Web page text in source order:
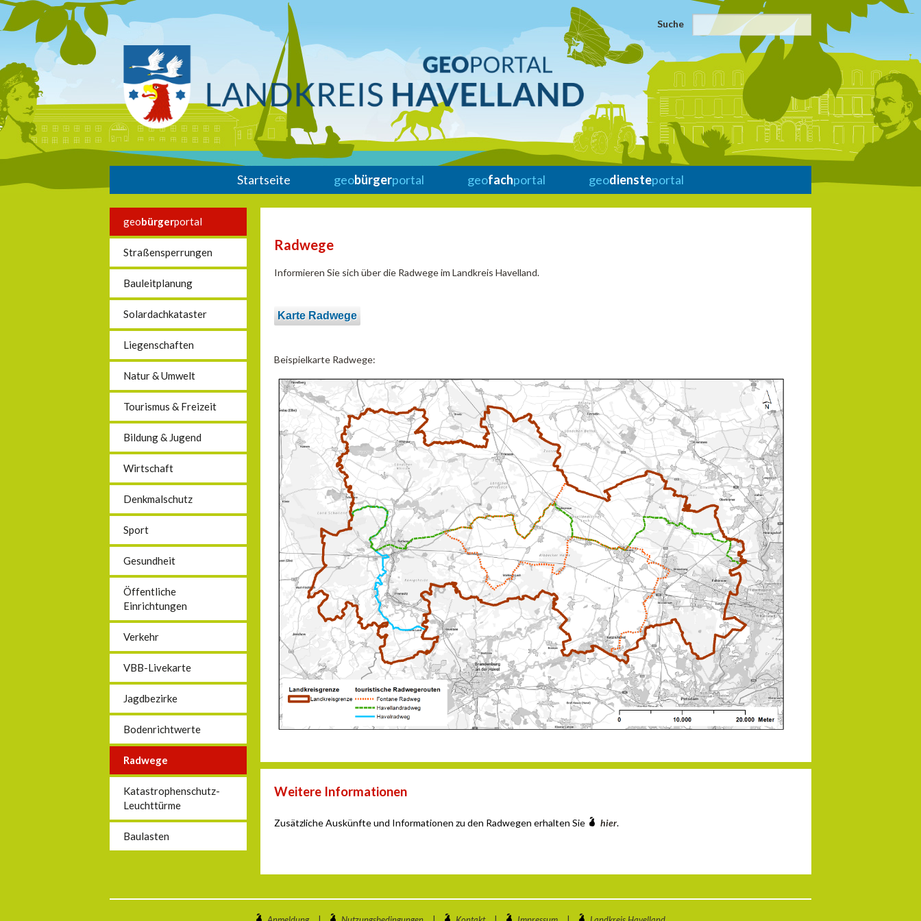
Suche
Startseite geobürgerportal geofachportal geodiensteportal
geobürgerportal
Straßensperrungen
Bauleitplanung
Solardachkataster
Liegenschaften
Natur & Umwelt
Tourismus & Freizeit
Bildung & Jugend
Wirtschaft
Denkmalschutz
Sport
Gesundheit
Öffentliche
Einrichtungen
Verkehr
VBB-Livekarte
Jagdbezirke
Bodenrichtwerte
Radwege
Katastrophenschutz-
Leuchttürme
Baulasten
Radwege
Informieren Sie sich über die Radwege im Landkreis Havelland.
Karte Radwege
Beispielkarte Radwege:
Weitere Informationen
Zusätzliche Auskünfte und Informationen zu den Radwegen erhalten Sie hier.